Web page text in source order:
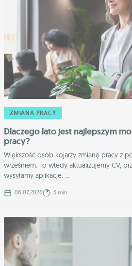
ZMIANA PRACY
Dlaczego lato jest najlepszym
pracy?
Większość osób kojarzy zmianę pracy z
wrześniem. To wtedy aktualizujemy CV,
wysyłamy aplikacje. ...
06.07.2026 5 min.